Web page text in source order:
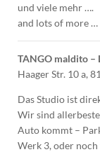
und viele mehr ….
and lots of more …
TANGO maldito –
Haager Str. 10 a,
Das Studio ist
Wir sind
Auto kommt –
Werk 3, oder